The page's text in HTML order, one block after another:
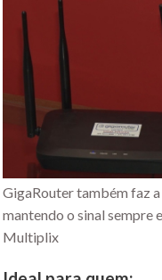
GigaRouter também faz
mantendo o sinal sempre
Multiplix